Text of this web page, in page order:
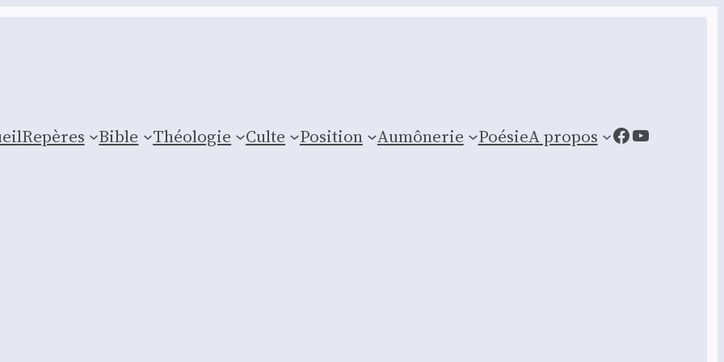
Repères Bible Théologie Culte Posi­tion Aumônerie PoésieA propos Facebook
YouTube